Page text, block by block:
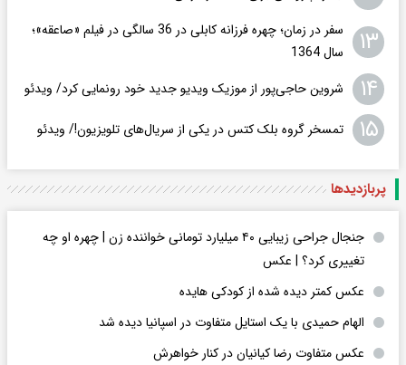
۱۳
سفر در زمان؛ چهره فرزانه کابلی در 36 سالگی در فیلم «صاعقه»؛
سال 1364
۱۴ شروین حاجی‌پور از موزیک ویدیو جدید خود رونمایی کرد/ ویدئو
۱۵ تمسخر گروه بلک کتس در یکی از سریال‌های تلویزیون!/ ویدئو
پربازدید‌ها
جنجال جراحی زیبایی ۴۰ میلیارد تومانی خواننده زن | چهره او چه
تغییری کرد؟ | عکس
عکس کمتر دیده شده از کودکی هایده
الهام حمیدی با یک استایل متفاوت در اسپانیا دیده شد
عکس متفاوت رضا کیانیان در کنار خواهرش